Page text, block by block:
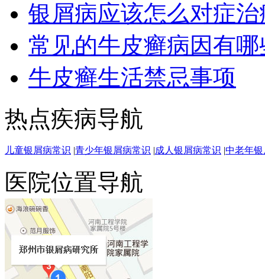
银屑病应该怎么对症治
常见的牛皮癣病因有哪
牛皮癣生活禁忌事项
热点疾病导航
儿童银屑病常识 |青少年银屑病常识 |成人银屑病常识 |中老年
医院位置导航